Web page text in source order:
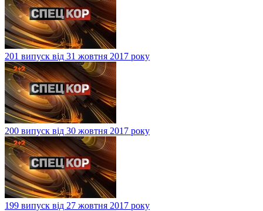
201 випуск від 31 жовтня 2017 року
200 випуск від 30 жовтня 2017 року
199 випуск від 27 жовтня 2017 року